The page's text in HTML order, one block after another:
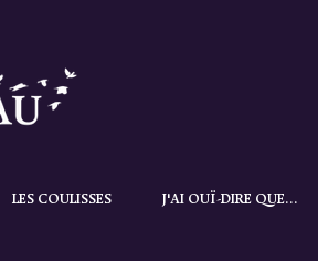
LES COULISSES J'AI OUÏ-DIRE QUE...